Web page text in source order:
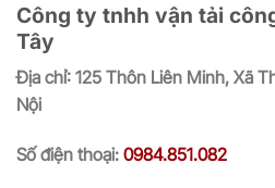
Công ty tnhh vận tải
Tây
Địa chỉ: 125 Thôn Liên Minh, Xã
Nội
Số điện thoại: 0984.851.082